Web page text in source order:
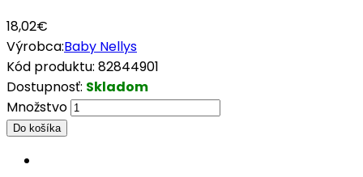
18,02€
Výrobca:Baby Nellys
Kód produktu: 82844901
Dostupnosť: Skladom
Množstvo